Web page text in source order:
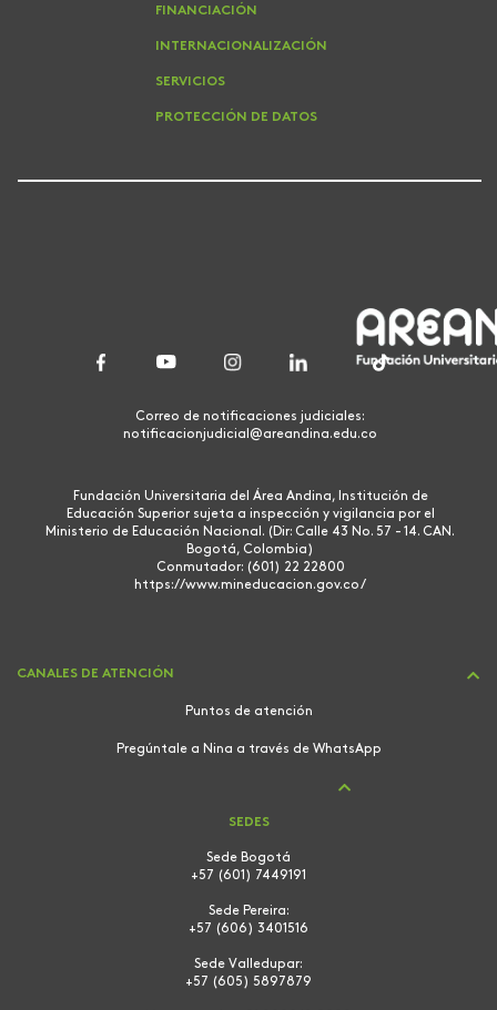
FINANCIACIÓN
INTERNACIONALIZACIÓN
SERVICIOS
PROTECCIÓN DE DATOS
Correo de notificaciones judiciales:
notificacionjudicial@areandina.edu.co
Fundación Universitaria del Área Andina, Institución de
Educación Superior sujeta a inspección y vigilancia por el
Ministerio de Educación Nacional. (Dir: Calle 43 No. 57 - 14. CAN.
Bogotá, Colombia)
Conmutador: (601) 22 22800
https://www.mineducacion.gov.co/
CANALES DE ATENCIÓN
Puntos de atención
Pregúntale a Nina a través de WhatsApp
SEDES
Sede Bogotá
+57 (601) 7449191
Sede Pereira:
+57 (606) 3401516
Sede Valledupar:
+57 (605) 5897879